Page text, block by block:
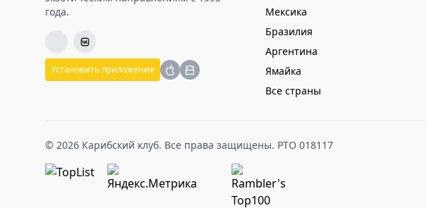
года.
Установить приложение
Мексика
Бразилия
Аргентина
Ямайка
Все страны
© 2026 Карибский клуб. Все права защищены. РТО 018117